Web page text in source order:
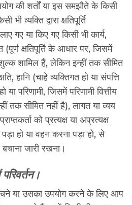
की शर्तों या इस समझौते के किसी
व्यक्ति द्वारा क्षतिपूर्ति
गए या किए गए किसी भी कार्य,
(पूर्ण क्षतिपूर्ति के आधार पर, जिसमें
शामिल हैं, लेकिन इन्हीं तक सीमित
हानि (चाहे व्यक्तिगत हो या संपत्ति
परिणामी, जिसमें परिणामी वित्तीय
तक सीमित नहीं है), लागत या व्यय
को प्रत्यक्ष या अप्रत्यक्ष
हो या वहन करना पड़ा हो, से
बचाना जारी रखना।
या उसका उपयोग करने के लिए आप